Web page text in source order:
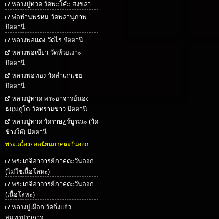
หลวงปู่ทวด วัดพะโค๊ะ สงขลา
พ่อท่านพรหม วัดพลานุภาพ
ปัตตานี
หลวงพ่อแดง วัดไร่ ปัตตานี
หลวงพ่อเขียว วัดห้วยเงาะ
ปัตตานี
หลวงพ่อทอง วัดสำเภาเชย
ปัตตานี
หลวงปู่ทวด พระอาจารย์นอง
ธมฺมภูโต วัดทรายขาว ปัตตานี
หลวงปู่ทวด วัดราษฏร์บูรณะ (วัด
ช้างให้) ปัตตานี
พระเครื่องยอดนิยมภาคตะวันออก
พระเกจิอาจารย์ภาคตะวันออก
(ไม่ใช่เนื้อโลหะ)
พระเกจิอาจารย์ภาคตะวันออก
(เนื้อโลหะ)
หลวงปู่เผือก วัดกิ่งแก้ว
สมุทรปราการ